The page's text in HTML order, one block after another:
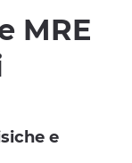
MRE
e